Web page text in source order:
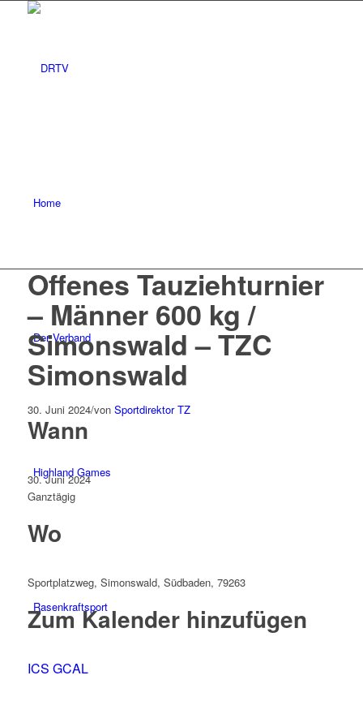
Home
Der Verband
Highland Games
Rasenkraftsport
Offenes Tauziehturnier
– Männer 600 kg /
Simonswald – TZC
Simonswald
30. Juni 2024/von Sportdirektor TZ
Wann
30. Juni 2024
Ganztägig
Wo
Sportplatzweg, Simonswald, Südbaden, 79263
Zum Kalender hinzufügen
ICS GCAL